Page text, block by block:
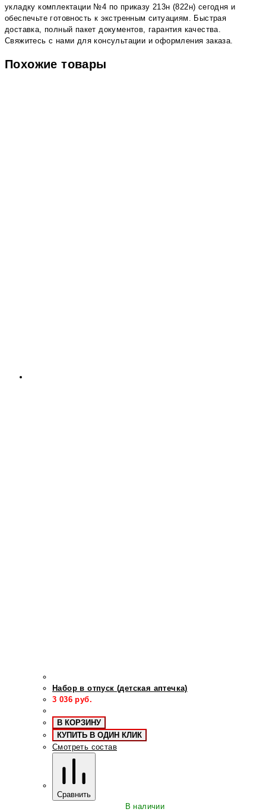
укладку комплектации №4 по приказу 213н (822н) сегодня и
обеспечьте готовность к экстренным ситуациям. Быстрая
доставка, полный пакет документов, гарантия качества.
Свяжитесь с нами для консультации и оформления заказа.
Похожие товары
Набор в отпуск (детская аптечка)
3 036 руб.
В КОРЗИНУ
КУПИТЬ В ОДИН КЛИК
Смотреть состав
Сравнить
В наличии